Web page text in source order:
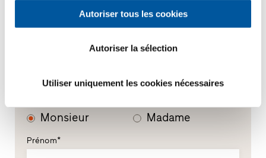
Autoriser tous les cookies
Autoriser la sélection
Utiliser uniquement les cookies nécessaires
Monsieur Madame
Prénom*